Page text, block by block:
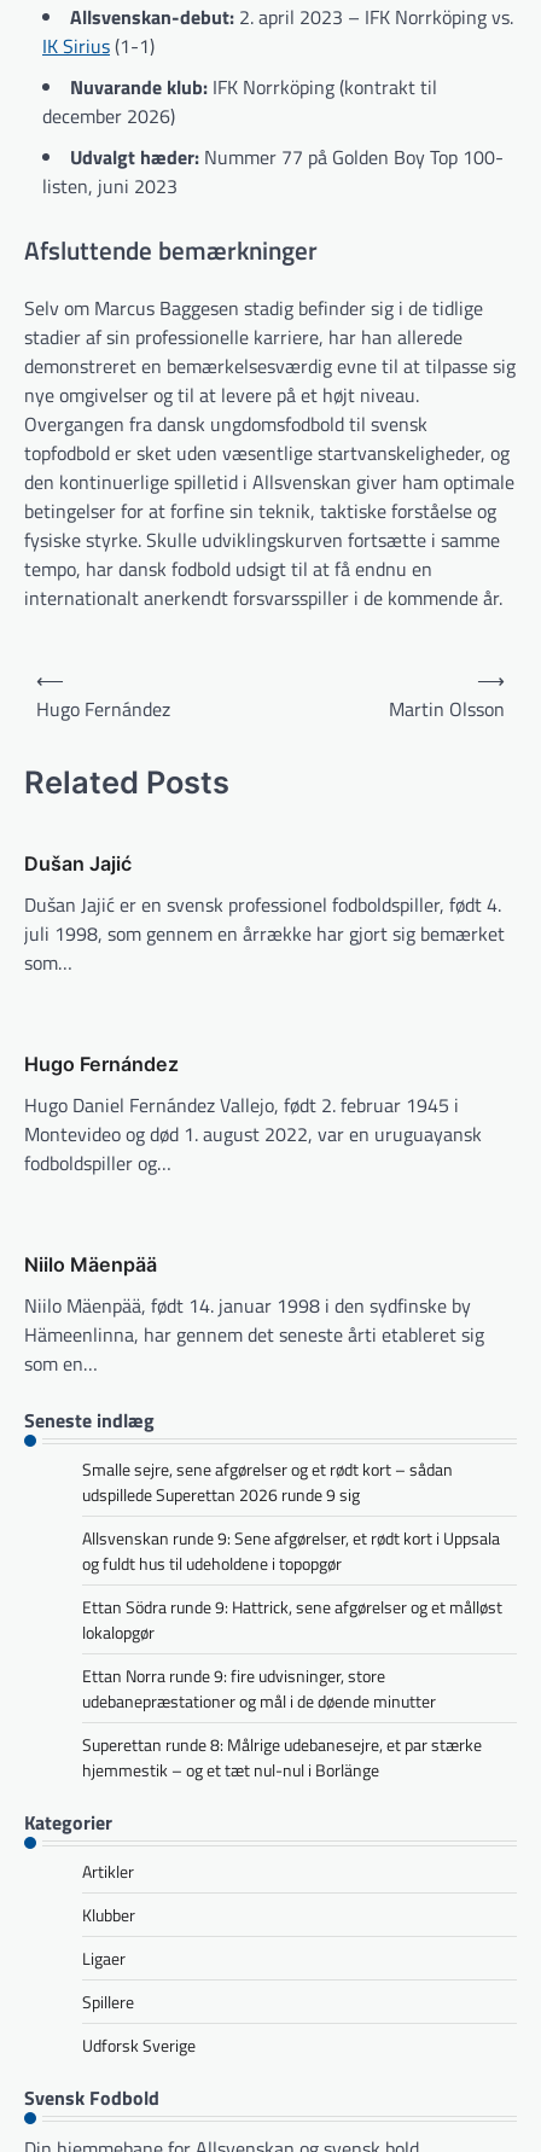
Allsvenskan-debut: 2. april 2023 – IFK Norrköping vs.
IK Sirius(1-1)
Nuvarande klub: IFK Norrköping (kontrakt til
december 2026)
Udvalgt hæder: Nummer 77 på Golden Boy Top 100-
listen, juni 2023
Afsluttende bemærkninger
Selv om Marcus Baggesen stadig befinder sig i de tidlige
stadier af sin professionelle karriere, har han allerede
demonstreret en bemærkelsesværdig evne til at tilpasse sig
nye omgivelser og til at levere på et højt niveau.
Overgangen fra dansk ungdomsfodbold til svensk
topfodbold er sket uden væsentlige startvanskeligheder, og
den kontinuerlige spilletid i Allsvenskan giver ham optimale
betingelser for at forfine sin teknik, taktiske forståelse og
fysiske styrke. Skulle udviklingskurven fortsætte i samme
tempo, har dansk fodbold udsigt til at få endnu en
internationalt anerkendt forsvarsspiller i de kommende år.
Indlægsnavigation
⟵
Hugo Fernández
Martin Olsson
⟶
Related Posts
Dušan Jajić
Dušan Jajić er en svensk professionel fodboldspiller, født 4.
juli 1998, som gennem en årrække har gjort sig bemærket
som…
Hugo Fernández
Hugo Daniel Fernández Vallejo, født 2. februar 1945 i
Montevideo og død 1. august 2022, var en uruguayansk
fodboldspiller og…
Niilo Mäenpää
Niilo Mäenpää, født 14. januar 1998 i den sydfinske by
Hämeenlinna, har gennem det seneste årti etableret sig
som en…
Seneste indlæg
Smalle sejre, sene afgørelser og et rødt kort – sådan
udspillede Superettan 2026 runde 9 sig
Allsvenskan runde 9: Sene afgørelser, et rødt kort i Uppsala
og fuldt hus til udeholdene i topopgør
Ettan Södra runde 9: Hattrick, sene afgørelser og et målløst
lokalopgør
Ettan Norra runde 9: fire udvisninger, store
udebanepræstationer og mål i de døende minutter
Superettan runde 8: Målrige udebanesejre, et par stærke
hjemmestik – og et tæt nul-nul i Borlänge
Kategorier
Artikler
Klubber
Ligaer
Spillere
Udforsk Sverige
Svensk Fodbold